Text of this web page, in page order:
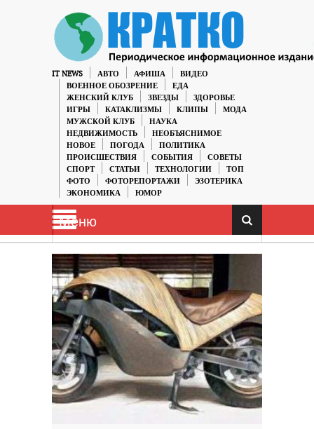
IT NEWS АВТО АФИША
ВИДЕО
ВОЕННОЕ ОБОЗРЕНИЕ
ЕДА
ЖЕНСКИЙ КЛУБ
ЗВЕЗДЫ
ЗДОРОВЬЕ
ИГРЫ
КАТАКЛИЗМЫ КЛИПЫ
МОДА
МУЖСКОЙ КЛУБ
НАУКА
НЕДВИЖИМОСТЬ
НЕОБЪЯСНИМОЕ
НОВОЕ
ПОГОДА
ПОЛИТИКА
ПРОИСШЕСТВИЯ
СОБЫТИЯ
СОВЕТЫ
СПОРТ
СТАТЬИ ТЕХНОЛОГИИ
ТОП
ФОТО
ФОТОРЕПОРТАЖИ
ЭЗОТЕРИКА
ЭКОНОМИКА
ЮМОР
Меню